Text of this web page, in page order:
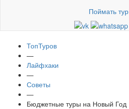
Поймать тур
ТопТуров
—
Лайфхаки
—
Советы
—
Бюджетные туры на Новый Год